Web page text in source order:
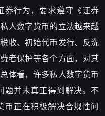
券行为，要求遵守《证券
人数字货币的立法越来越
收、初始代币发行、反洗
者保护等各个方面，对其
体看，许多私人数字货币
题并未真正得到解决。不
币正在积极解决合规性问